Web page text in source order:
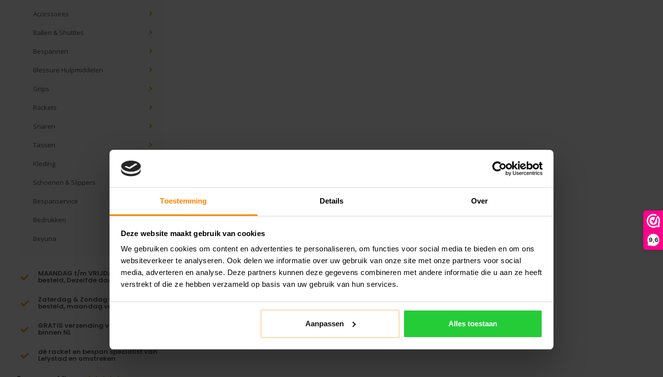
Toestemming Details Over
Deze website maakt gebruik van cookies
We gebruiken cookies om content en advertenties te personaliseren, om functies voor social media te bieden en om ons
websiteverkeer te analyseren. Ook delen we informatie over uw gebruik van onze site met onze partners voor social
media, adverteren en analyse. Deze partners kunnen deze gegevens combineren met andere informatie die u aan ze heeft
verstrekt of die ze hebben verzameld op basis van uw gebruik van hun services.
Aanpassen Alles toestaan
9,6
Accessoires
Ballen & Shuttles
Bespannen
Blessure Hulpmiddelen
Grips
Rackets
Snaren
Tassen
Kleding
Schoenen & Slippers
Bespanservice
Bedrukken
Beyuna
MAANDAG t/m VRIJDAG voor 16:00
besteld, Dezelfde dag verzonden!*
Zaterdag & Zondag voor 23:59
besteld, maandag verzonden!
GRATIS verzending vanaf €65,-
binnen NL
dé racket en bespan specialist van
Lelystad en omstreken